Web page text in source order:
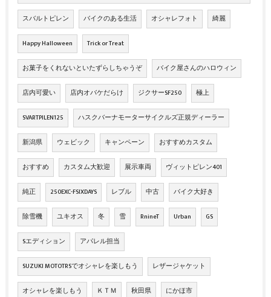
スバルトピレン バイクのある生活 オシャレフォト 綺麗
Happy Halloween Trick or Treat
お菓子をくれないといたずらしちゃうぞ バイク屋さんのハロウィン
店内可愛い 店内オバケだらけ ジクサーSF250 極上
SVARTPILEN125 ハスクバーナモーターサイクルズ正規ディーラー
新潟県 ウェビック キャンペーン おすすめカスタム
おすすめ カスタム大歓迎 展示車両 ヴィットピレン401
純正 250EXC-FSIXDAYS レブル 中古 バイク大好き
除雪機 ユキオス 冬 雪 RnineT Urban GS
Sエディション アパレル担当
SUZUKI MOTOTRSでオシャレを楽しもう レザージャケット
オシャレを楽しもう ＫＴＭ 秋田県 にかほ市